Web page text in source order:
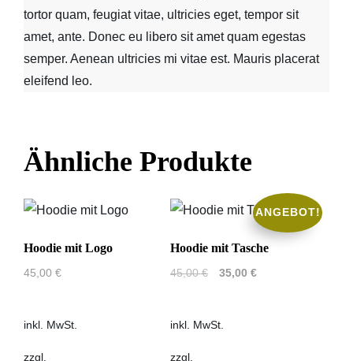
tortor quam, feugiat vitae, ultricies eget, tempor sit
amet, ante. Donec eu libero sit amet quam egestas
semper. Aenean ultricies mi vitae est. Mauris placerat
eleifend leo.
Ähnliche Produkte
Hoodie mit Logo
45,00 €
inkl. MwSt.
zzgl.
ANGEBOT!
Hoodie mit Tasche
45,00€
Ursprünglicher
war:
35,00€Aktueller
inkl. MwSt.
zzgl.